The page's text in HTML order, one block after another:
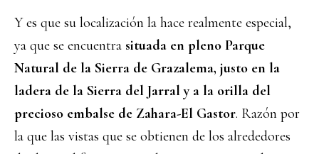
Y es que su localización la hace realmente especial,
ya que se encuentra situada en pleno Parque
Natural de la Sierra de Grazalema, justo en la
ladera de la Sierra del Jarral y a la orilla del
precioso embalse de Zahara-El Gastor. Razón por
la que las vistas que se obtienen de los alrededores